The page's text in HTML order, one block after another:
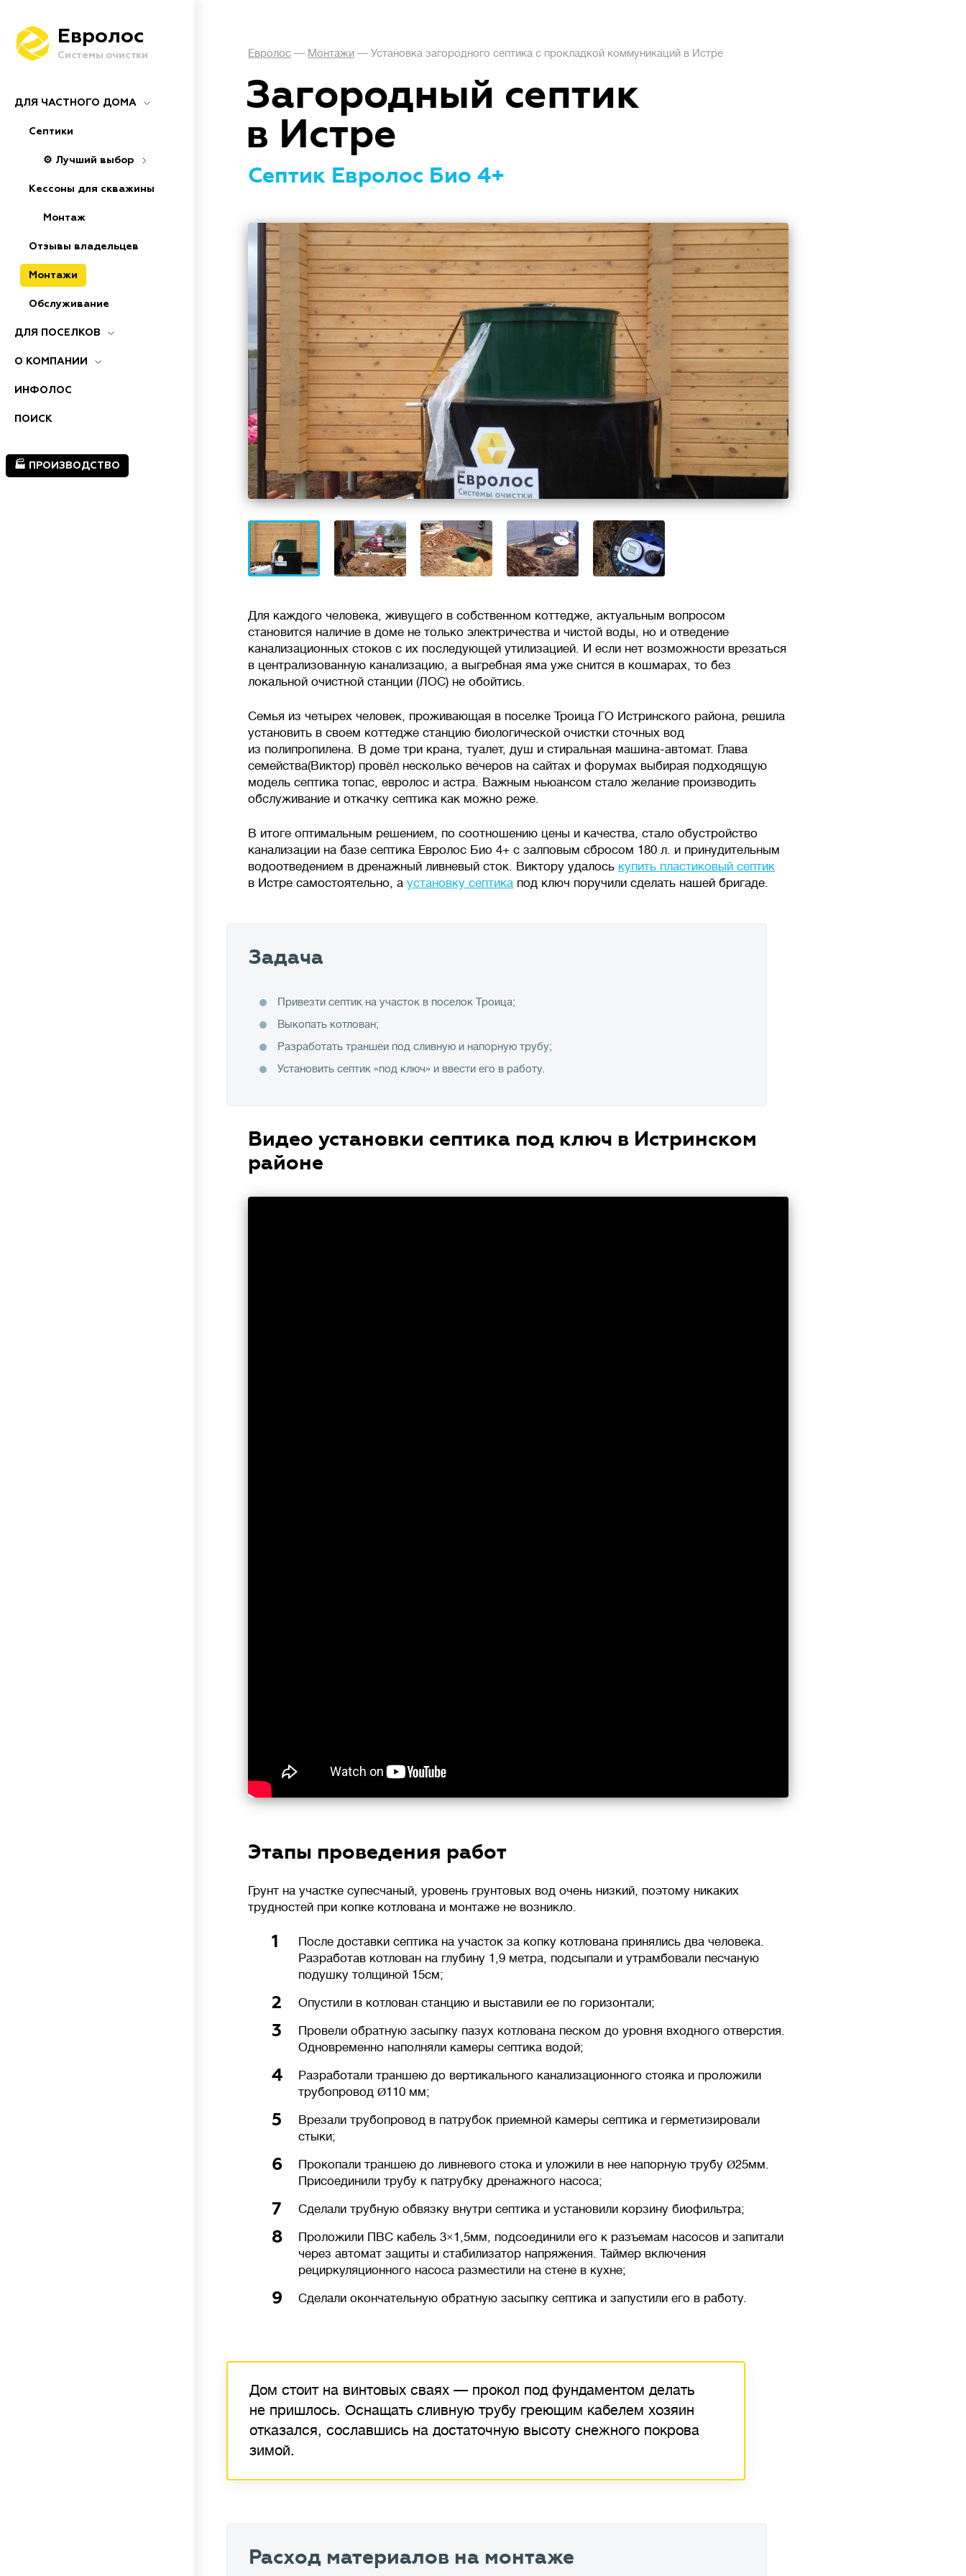
Евролос
Системы очистки
ДЛЯ ЧАСТНОГО ДОМА
Септики
⚙️ Лучший выбор
Кессоны для скважины
Монтаж
Отзывы владельцев
Монтажи
Обслуживание
ДЛЯ ПОСЕЛКОВ
О КОМПАНИИ
ИНФОЛОС
ПОИСК
🏭 ПРОИЗВОДСТВО
Евролос — Монтажи —Установка загородного септика с прокладкой коммуникаций в Истре
Загородный септик
в Истре
Септик Евролос Био 4+
Для каждого человека, живущего в собственном коттедже, актуальным вопросом
становится наличие в доме не только электричества и чистой воды, но и отведение
канализационных стоков с их последующей утилизацией. И если нет возможности врезаться
в централизованную канализацию, а выгребная яма уже снится в кошмарах, то без
локальной очистной станции (ЛОС) не обойтись.
Семья из четырех человек, проживающая в поселке Троица ГО Истринского района, решила
установить в своем коттедже станцию биологической очистки сточных вод
из полипропилена. В доме три крана, туалет, душ и стиральная машина-автомат. Глава
семейства(Виктор) провёл несколько вечеров на сайтах и форумах выбирая подходящую
модель септика топас, евролос и астра. Важным ньюансом стало желание производить
обслуживание и откачку септика как можно реже.
В итоге оптимальным решением, по соотношению цены и качества, стало обустройство
канализации на базе септика Евролос Био 4+ с залповым сбросом 180 л. и принудительным
водоотведением в дренажный ливневый сток. Виктору удалось купить пластиковый септик
в Истре самостоятельно, аустановку септика под ключ поручили сделать нашей бригаде.
Задача
Привезти септик на участок в поселок Троица;
Выкопать котлован;
Разработать траншеи под сливную и напорную трубу;
Установить септик «под ключ» и ввести его в работу.
Видео установки септика под ключ в Истринском
районе
Этапы проведения работ
Грунт на участке супесчаный, уровень грунтовых вод очень низкий, поэтому никаких
трудностей при копке котлована и монтаже не возникло.
1
После доставки септика на участок за копку котлована принялись два человека.
Разработав котлован на глубину 1,9 метра, подсыпали и утрамбовали песчаную
подушку толщиной 15см;
2 Опустили в котлован станцию и выставили ее по горизонтали;
3
Провели обратную засыпку пазух котлована песком до уровня входного отверстия.
Одновременно наполняли камеры септика водой;
4
Разработали траншею до вертикального канализационного стояка и проложили
трубопровод Ø110 мм;
5
Врезали трубопровод в патрубок приемной камеры септика и герметизировали
стыки;
6
Прокопали траншею до ливневого стока и уложили в нее напорную трубу Ø25мм.
Присоединили трубу к патрубку дренажного насоса;
7 Сделали трубную обвязку внутри септика и установили корзину биофильтра;
8
Проложили ПВС кабель 3×1,5мм, подсоединили его к разъемам насосов и запитали
через автомат защиты и стабилизатор напряжения. Таймер включения
рециркуляционного насоса разместили на стене в кухне;
9 Сделали окончательную обратную засыпку септика и запустили его в работу.
Дом стоит на винтовых сваях — прокол под фундаментом делать
не пришлось. Оснащать сливную трубу греющим кабелем хозяин
отказался, сославшись на достаточную высоту снежного покрова
зимой.
Расход материалов на монтаже